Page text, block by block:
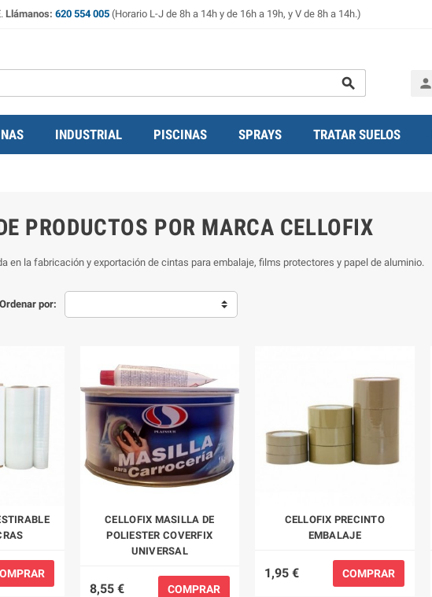
Llámanos: 620 554 005 (Horario L-J de 8h a 14h y de 16h a 19h, y V de 8h a 14h.)
 
INDUSTRIAL PISCINAS SPRAYS TRATAR SUELOS
PRODUCTOS POR MARCA CELLOFIX
en la fabricación y exportación de cintas para embalaje, films protectores y papel de aluminio.
Ordenar por:
CELLOFIX MASILLA DE
POLIESTER COVERFIX
UNIVERSAL
8,55 € COMPRAR
CELLOFIX PRECINTO
EMBALAJE
1,95 € COMPRAR